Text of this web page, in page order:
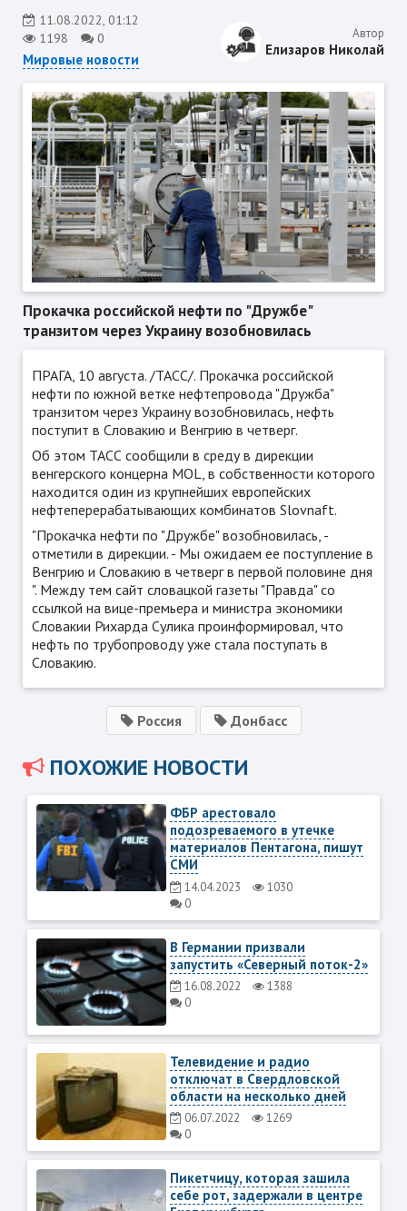
11.08.2022, 01:12
1198
0
Мировые новости
Автор
Елизаров Николай
Прокачка российской нефти по "Дружбе"
транзитом через Украину возобновилась
ПРАГА, 10 августа. /ТАСС/. Прокачка российской
нефти по южной ветке нефтепровода "Дружба"
транзитом через Украину возобновилась, нефть
поступит в Словакию и Венгрию в четверг.
Об этом ТАСС сообщили в среду в дирекции
венгерского концерна MOL, в собственности которого
находится один из крупнейших европейских
нефтеперерабатывающих комбинатов Slovnaft.
"Прокачка нефти по "Дружбе" возобновилась, -
отметили в дирекции. - Мы ожидаем ее поступление в
Венгрию и Словакию в четверг в первой половине дня
". Между тем сайт словацкой газеты "Правда"со
ссылкой на вице-премьера и министра экономики
Словакии Рихарда Сулика проинформировал, что
нефть по трубопроводу уже стала поступать в
Словакию.
Россия Донбасс
ПОХОЖИЕ НОВОСТИ
ФБР арестовало
подозреваемого в утечке
материалов Пентагона, пишут
СМИ
14.04.2023
1030
0
В Германии призвали
запустить «Северный поток-2»
16.08.2022
1388
0
Телевидение и радио
отключат в Свердловской
области на несколько дней
06.07.2022
1269
0
Пикетчицу, которая зашила
себе рот, задержали в центре